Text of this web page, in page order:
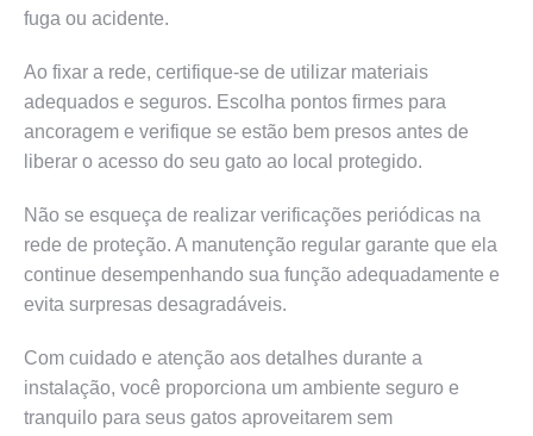
fuga ou acidente.
Ao fixar a rede, certifique-se de utilizar materiais
adequados e seguros. Escolha pontos firmes para
ancoragem e verifique se estão bem presos antes de
liberar o acesso do seu gato ao local protegido.
Não se esqueça de realizar verificações periódicas na
rede de proteção. A manutenção regular garante que ela
continue desempenhando sua função adequadamente e
evita surpresas desagradáveis.
Com cuidado e atenção aos detalhes durante a
instalação, você proporciona um ambiente seguro e
tranquilo para seus gatos aproveitarem sem